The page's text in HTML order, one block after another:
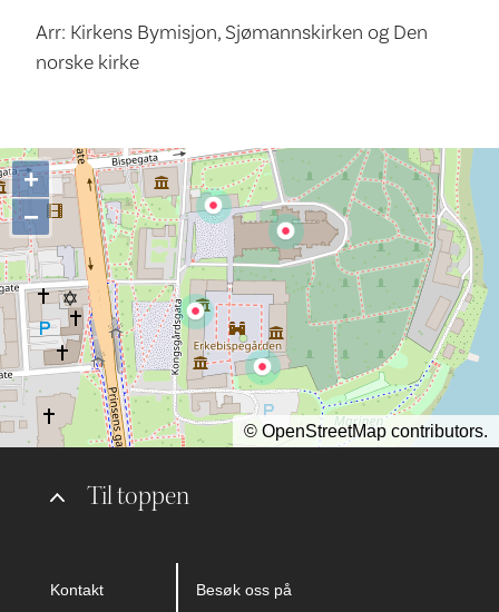
Arr: Kirkens Bymisjon, Sjømannskirken og Den
norske kirke
Til toppen
Kontakt Besøk oss på
+
−
© OpenStreetMap contributors.